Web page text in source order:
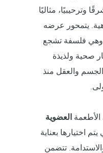
وترحيبيًا، مثاليًا
يتمحور عرضه
وهي فلسفة تشجع
صحية ولذيذة
والعقل منذ
العضوية
يتم اختيارها بعناية
تتضمن